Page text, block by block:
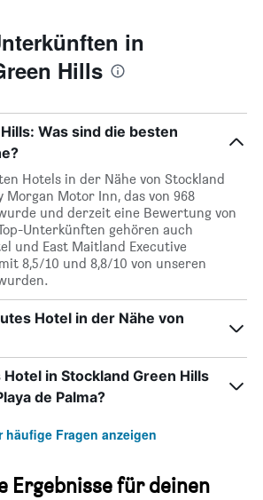
in
Hills
Was sind die besten
Hotels in der Nähe von Stockland
Morgan Motor Inn, das von 968
und derzeit eine Bewertung von
Unterkünften gehören auch
und East Maitland Executive
8,5/10 und 8,8/10 von unseren
Hotel in der Nähe von
in Stockland Green Hills
de Palma?
häufige Fragen anzeigen
Ergebnisse für deinen